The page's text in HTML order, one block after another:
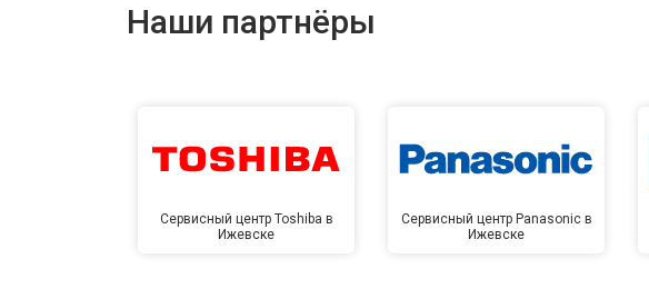
Наши партнёры
Сервисный центр Toshiba в
Ижевске
Сервисный центр Panasonic в
Ижевске